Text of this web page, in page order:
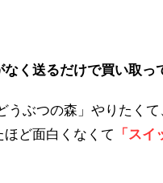
なく送るだけで買い取っ
うぶつの森」やりたく
ほど面白くなくて
「ス